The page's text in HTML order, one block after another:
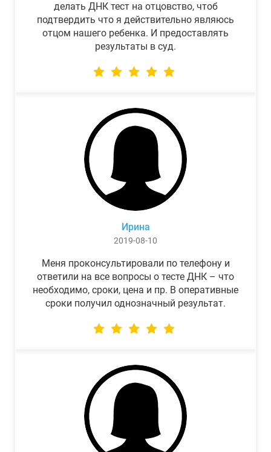
делать ДНК тест на отцовство, чтоб
подтвердить что я действительно являюсь
отцом нашего ребенка. И предоставлять
результаты в суд.
Ирина
2019-08-10
Меня проконсультировали по телефону и
ответили на все вопросы о тесте ДНК – что
необходимо, сроки, цена и пр. В оперативные
сроки получил однозначный результат.